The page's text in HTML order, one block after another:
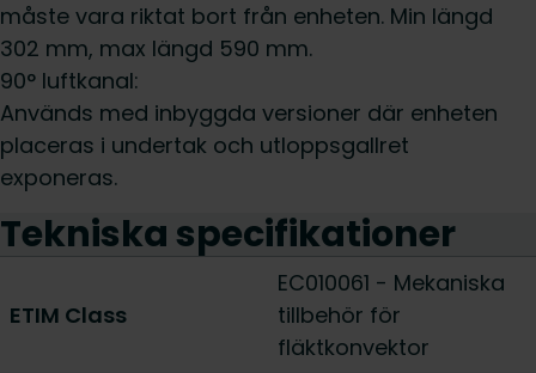
måste vara riktat bort från enheten. Min längd
302 mm, max längd 590 mm.
90° luftkanal:
Används med inbyggda versioner där enheten
placeras i undertak och utloppsgallret
exponeras.
Tekniska specifikationer
ETIM Class
EC010061 - Mekaniska
tillbehör för
fläktkonvektor